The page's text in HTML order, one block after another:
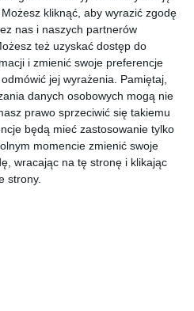
kliknąć, aby wyrazić zgodę
nas i naszych partnerów
też uzyskać dostęp do
i zmienić swoje preferencje
jej wyrażenia. Pamiętaj,
danych osobowych mogą nie
prawo sprzeciwić się takiemu
będą mieć zastosowanie tylko
momencie zmienić swoje
wracając na tę stronę i klikając
strony.
UNOFFICIA
L
UNOM0075
BB00279,
30
przejdź do
sklepu
POLO
RALPH
LAUREN
0PH1190
9224
487,
20
przejdź do
sklepu
w naszym pasażu?